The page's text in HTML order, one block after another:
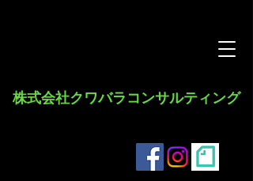
​株式会社クワバラコンサルティング